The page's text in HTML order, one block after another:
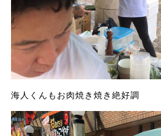
海人くんもお肉焼き焼き絶好調